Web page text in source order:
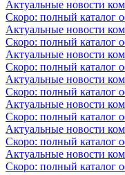
Актуальные новости
Скоро: полный каталог
Актуальные новости
Скоро: полный каталог
Актуальные новости
Скоро: полный каталог
Актуальные новости
Скоро: полный каталог
Актуальные новости
Скоро: полный каталог
Актуальные новости
Скоро: полный каталог
Актуальные новости
Скоро: полный каталог